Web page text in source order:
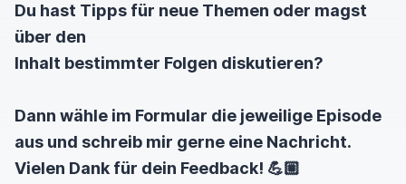
auch auf Sachen. Ich mache im Nachhinein, die
was echt, das habe ich gemacht, okay.
Spirus, wir wollen uns heute unterhalten darüber,
dass ja äh du hattest vor kurzem live gemacht,
Ey, das ist mir auf YouTube.
Du hast Tipps für neue Themen oder magst
über den
Inhalt bestimmter Folgen diskutieren?
Dann wähle im Formular die jeweilige Episode
aus und schreib mir gerne eine Nachricht.
Vielen Dank für dein Feedback! 💪🏼